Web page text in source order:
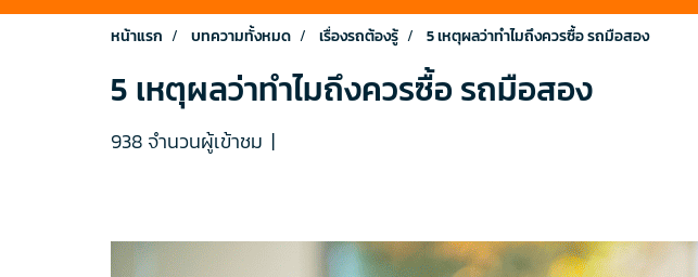
หน้าแรก บทความทั้งหมด เรื่องรถต้องรู้ 5 เหตุผลว่าทำไมถึงควรซื้อ รถมือสอง
5 เหตุผลว่าทำไมถึงควรซื้อ รถมือสอง
938 จำนวนผู้เข้าชม |